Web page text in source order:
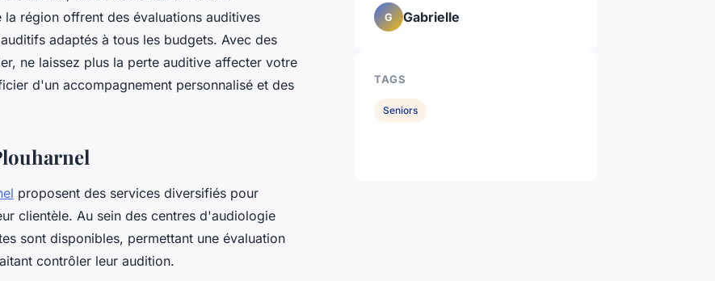
région offrent des évaluations auditives
adaptés à tous les budgets. Avec des
ne laissez plus la perte auditive affecter votre
d'un accompagnement personnalisé et des
proposent des services diversifiés pour
clientèle. Au sein des centres d'audiologie
sont disponibles, permettant une évaluation
contrôler leur audition.
G Gabrielle
TAGS
Seniors